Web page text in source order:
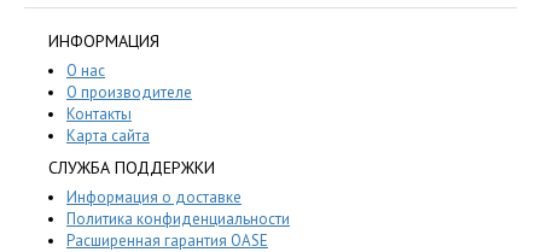
ИНФОРМАЦИЯ
О нас
О производителе
Контакты
Карта сайта
СЛУЖБА ПОДДЕРЖКИ
Информация о доставке
Политика конфиденциальности
Расширенная гарантия OASE